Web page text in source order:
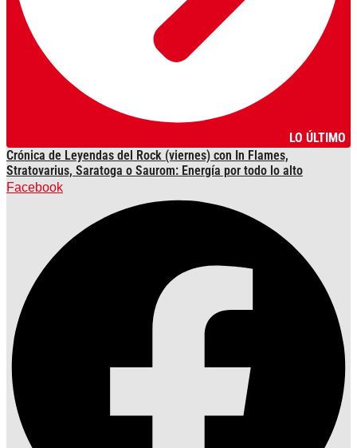
LO ÚLTIMO
Crónica de Leyendas del Rock (viernes) con In Flames,
Stratovarius, Saratoga o Saurom: Energía por todo lo alto
Facebook